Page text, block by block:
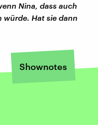
Nina, dass auch
Hat sie dann
Shownotes